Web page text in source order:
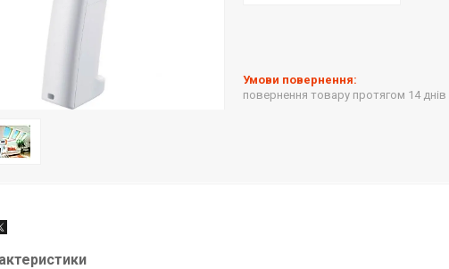
повернення товару протягом 14 днів